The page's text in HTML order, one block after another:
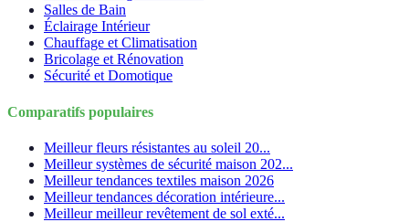
Salles de Bain
Éclairage Intérieur
Chauffage et Climatisation
Bricolage et Rénovation
Sécurité et Domotique
Comparatifs populaires
Meilleur fleurs résistantes au soleil 20...
Meilleur systèmes de sécurité maison 202...
Meilleur tendances textiles maison 2026
Meilleur tendances décoration intérieure...
Meilleur meilleur revêtement de sol exté...